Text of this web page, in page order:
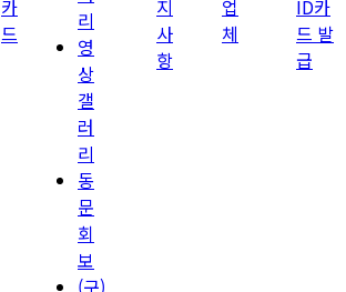
카
드
리
영
상
갤
러
리
동
문
회
보
(구)
지
사
항
업
체
ID카
드 발
급